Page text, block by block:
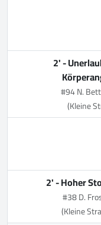
2' -
#94 N.
(Kleine
2' -Hoher
#38 D.
(Kleine